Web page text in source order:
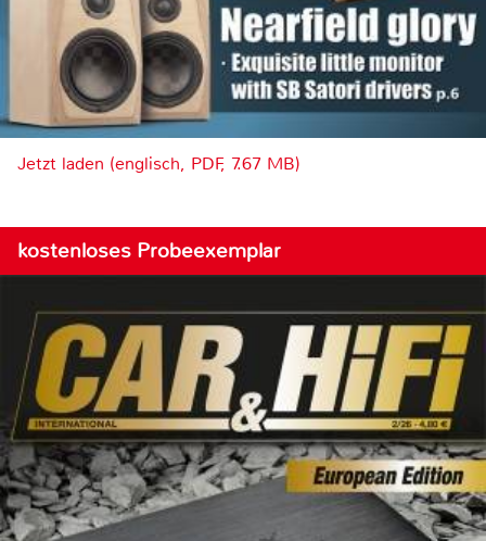
Jetzt laden (englisch, PDF, 7.67 MB)
kostenloses Probeexemplar